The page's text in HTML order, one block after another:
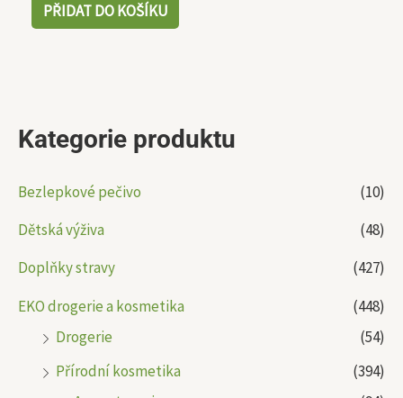
Kategorie produktu
Bezlepkové pečivo
(10)
Dětská výživa
(48)
Doplňky stravy
(427)
EKO drogerie a kosmetika
(448)
Drogerie
(54)
Přírodní kosmetika
(394)
PŘIDAT DO KOŠÍKU